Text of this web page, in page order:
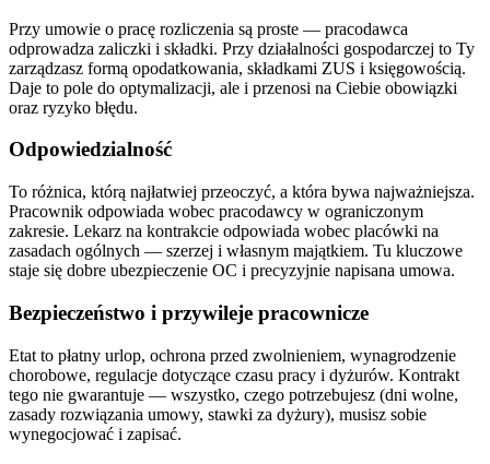
Przy umowie o pracę rozliczenia są proste — pracodawca
odprowadza zaliczki i składki. Przy działalności gospodarczej to Ty
zarządzasz formą opodatkowania, składkami ZUS i księgowością.
Daje to pole do optymalizacji, ale i przenosi na Ciebie obowiązki
oraz ryzyko błędu.
Odpowiedzialność
To różnica, którą najłatwiej przeoczyć, a która bywa najważniejsza.
Pracownik odpowiada wobec pracodawcy w ograniczonym
zakresie. Lekarz na kontrakcie odpowiada wobec placówki na
zasadach ogólnych — szerzej i własnym majątkiem. Tu kluczowe
staje się dobre ubezpieczenie OC i precyzyjnie napisana umowa.
Bezpieczeństwo i przywileje pracownicze
Etat to płatny urlop, ochrona przed zwolnieniem, wynagrodzenie
chorobowe, regulacje dotyczące czasu pracy i dyżurów. Kontrakt
tego nie gwarantuje — wszystko, czego potrzebujesz (dni wolne,
zasady rozwiązania umowy, stawki za dyżury), musisz sobie
wynegocjować i zapisać.